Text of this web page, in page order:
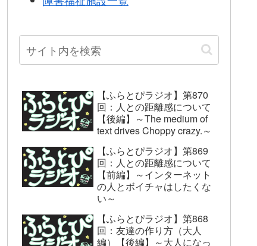
【ふらとぴラジオ】第870
回：人との距離感について
【後編】～The medium of
text drives Choppy crazy.～
【ふらとぴラジオ】第869
回：人との距離感について
【前編】～インターネット
の人とボイチャはしたくな
い～
【ふらとぴラジオ】第868
回：友達の作り方（大人
編）【後編】～大人になっ